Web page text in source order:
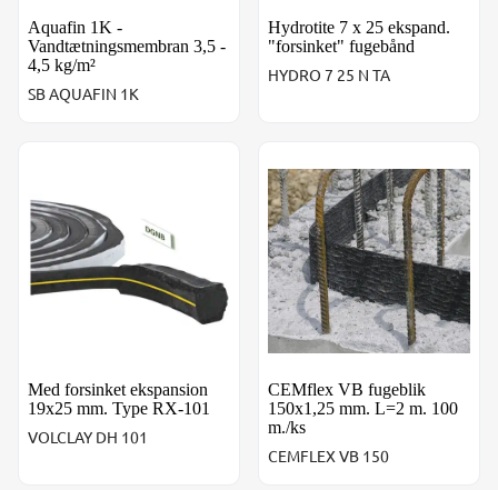
Aquafin 1K -
Vandtætningsmembran 3,5 -
4,5 kg/m²
SB AQUAFIN 1K
Hydrotite 7 x 25 ekspand.
"forsinket" fugebånd
HYDRO 7 25 N TA
Med forsinket ekspansion
19x25 mm. Type RX-101
VOLCLAY DH 101
CEMflex VB fugeblik
150x1,25 mm. L=2 m. 100
m./ks
CEMFLEX VB 150